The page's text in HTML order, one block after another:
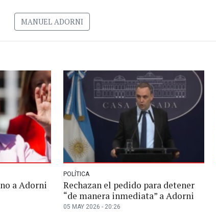
MANUEL ADORNI
a Adorni
POLÍTICA
Rechazan el pedido para detener
“de manera inmediata” a Adorni
05 MAY 2026 - 20:26